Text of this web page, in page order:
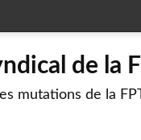
de la
mutations de la